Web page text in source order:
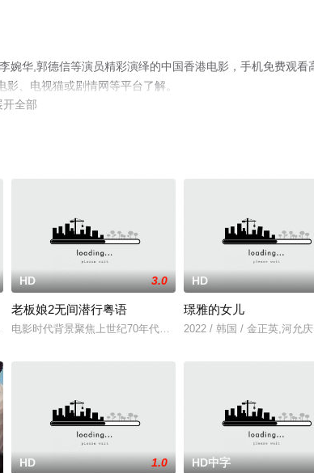
婉华,郭德信等演员精彩演绎的中国香港电影，手机免费观看
、电视猫或剧情网等平台了解。
开全部
反起事，两人失散，而当光
够的金钱发展自己的事汪，从来不理会自己的身体。一天，他
HD 3.0
老板娘2无间潜行粤语
电影时代背景聚焦上世纪70年代的香港，讲述了正义的廉政公署
HD
璟雅的女儿
2022 / 韩国 / 金正英,河允庆,
HD 1.0 HD中字